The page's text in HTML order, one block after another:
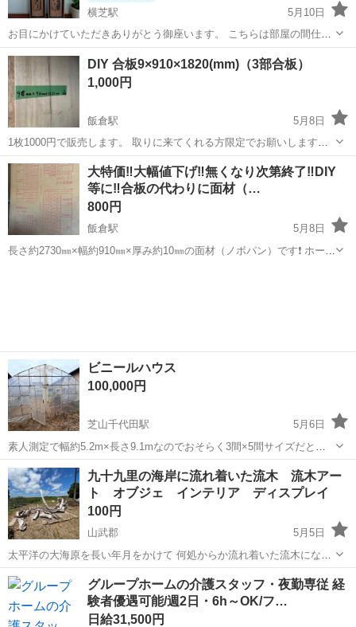
横芝駅
5月10日
お目にかけていただきありがとう御座います。 こちらは部屋の間仕切
に取付ける彫刻欄間になります。 15年位前に材木屋の展示会で
￥1.750.000円で購入しました。 話によると、この彫刻を7人の彫刻家
の方が彫り作成された物です...
千葉 山武郡 横芝駅
DIY 合板9×910×1820(mm)（3部合板）
1,000円
飯倉駅
5月8日
1枚1000円で販売します。 取りに来てくれる方限定でお願いします。
※アウトレット品になります。(倉庫保管) ※返信が遅くなる場合があ
りますがご了承下さい。 We don't provide delivery serv...
千葉 山武郡 飯倉駅 その他 合板
大特価‼️大幅値下げ‼️無くなり次第終了‼️DIY
等に‼️合板の代わりに面材（…
800円
飯倉駅
5月8日
長さ約2730㎜×幅約910㎜×厚み約10㎜の面材（ノボパン）です❗ ホーム
ビニールハウス
100,000円
芝山千代田駅
5月6日
素人測定で幅約5.2m×長さ9.1mなのでおそらく3間×5間サイズだと思
われます。 地際でパイプを切断したりせず、地中に埋設している部分
も含めて解体出来る方限定でお譲りします。 一般の民家敷地内にある
ので大型の重機は侵入...
千葉 山武郡 芝山千代田駅 その他 ビニールハウス
九十九里の海岸に流れ着いた流木 流木アー
ト オブジェ インテリア ディスプレイ
100円
山武郡
5月5日
太平洋の大海原を長い年月をかけて 何処からか流れ着いた流木になり
ます。 小さい流木で15cmくらい 大きい流木ですと2M以上あります。
流木は全てが自然に形作られているので 形や色、大きさも一つとして
同じものはありません...
千葉 その他
グループホームの介護スタッフ・夜勤専従 経
験者優遇可能/週2日・6h～OK/フ…
日給31,500円